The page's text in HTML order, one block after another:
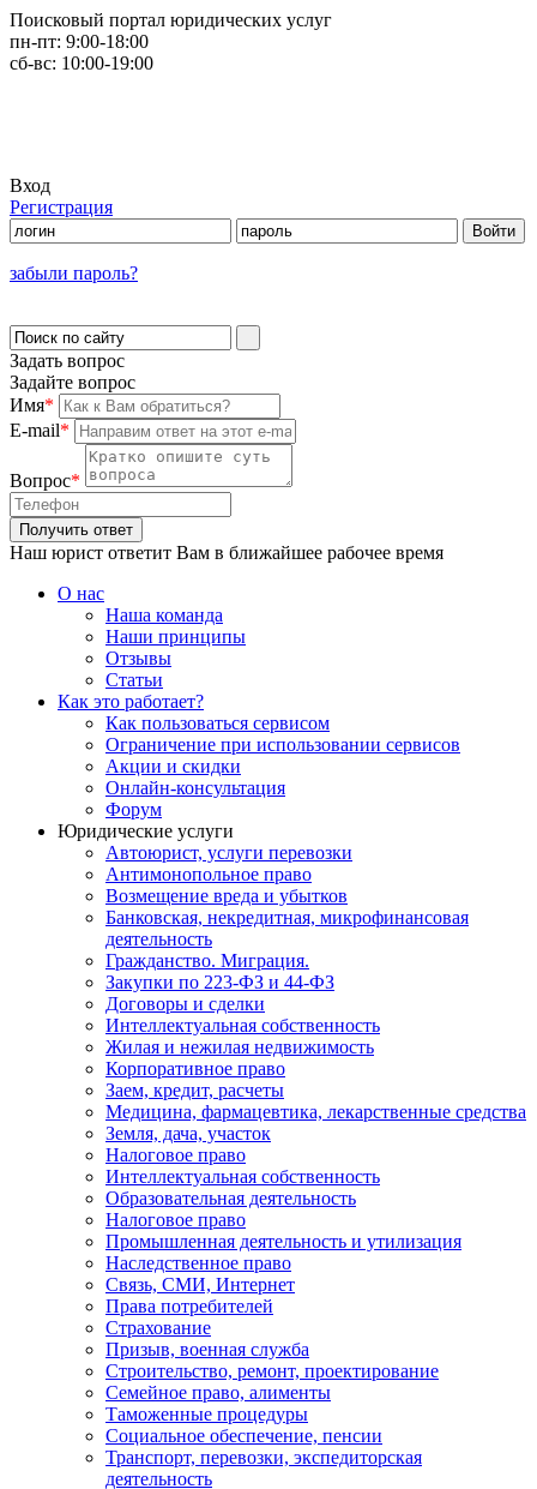
Поисковый портал юридических услуг
пн-пт: 9:00-18:00
сб-вс: 10:00-19:00
Вход
Регистрация
забыли пароль?
Задать вопрос
Задайте вопрос
Имя*
E-mail*
Вопрос*
Наш юрист ответит Вам в ближайшее рабочее время
О нас
Наша команда
Наши принципы
Отзывы
Статьи
Как это работает?
Как пользоваться сервисом
Ограничение при использовании сервисов
Акции и скидки
Онлайн-консультация
Форум
Юридические услуги
Автоюрист, услуги перевозки
Антимонопольное право
Возмещение вреда и убытков
Банковская, некредитная, микрофинансовая
деятельность
Гражданство. Миграция.
Закупки по 223-ФЗ и 44-ФЗ
Договоры и сделки
Интеллектуальная собственность
Жилая и нежилая недвижимость
Корпоративное право
Заем, кредит, расчеты
Медицина, фармацевтика, лекарственные средства
Земля, дача, участок
Налоговое право
Интеллектуальная собственность
Образовательная деятельность
Налоговое право
Промышленная деятельность и утилизация
Наследственное право
Связь, СМИ, Интернет
Права потребителей
Страхование
Призыв, военная служба
Строительство, ремонт, проектирование
Семейное право, алименты
Таможенные процедуры
Социальное обеспечение, пенсии
Транспорт, перевозки, экспедиторская
деятельность